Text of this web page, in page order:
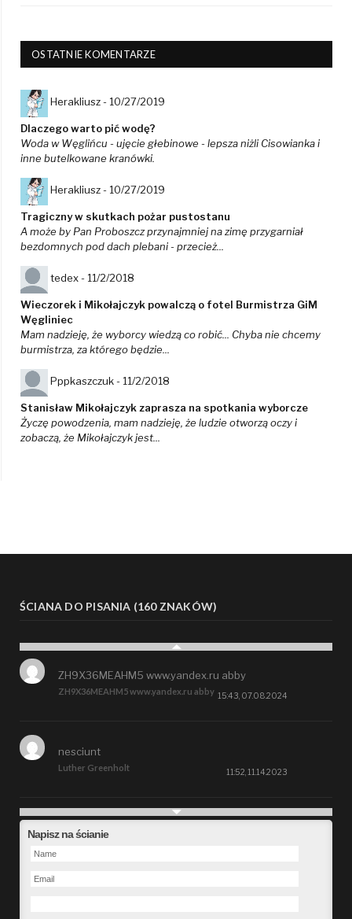
OSTATNIE KOMENTARZE
Herakliusz - 10/27/2019
Dlaczego warto pić wodę?
Woda w Węglińcu - ujęcie głebinowe - lepsza niżli Cisowianka i
inne butelkowane kranówki.
Herakliusz - 10/27/2019
Tragiczny w skutkach pożar pustostanu
A może by Pan Proboszcz przynajmniej na zimę przygarniał
bezdomnych pod dach plebani - przecież...
tedex - 11/2/2018
Wieczorek i Mikołajczyk powalczą o fotel Burmistrza GiM
Węgliniec
Mam nadzieję, że wyborcy wiedzą co robić... Chyba nie chcemy
burmistrza, za którego będzie...
Pppkaszczuk - 11/2/2018
Stanisław Mikołajczyk zaprasza na spotkania wyborcze
Życzę powodzenia, mam nadzieję, że ludzie otworzą oczy i
zobaczą, że Mikołajczyk jest...
ŚCIANA DO PISANIA (160 ZNAKÓW)
ZH9X36MEAHM5 www.yandex.ru abby
ZH9X36MEAHM5 www.yandex.ru abby
15:43, 07.08.2024
Luther Greenholt
nesciunt
11:52, 11.14.2023
Future
Napisz na ścianie